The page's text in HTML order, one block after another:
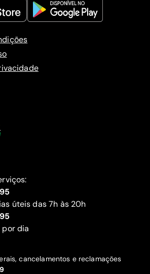
úteis das 7h às 20h
por dia
cancelamentos e reclamações